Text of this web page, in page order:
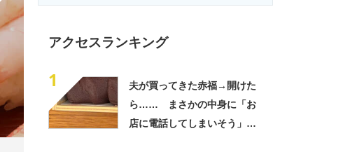
アクセスランキング
1
夫が買ってきた赤福→開けた
ら…… まさかの中身に「お
店に電話してしまいそう」